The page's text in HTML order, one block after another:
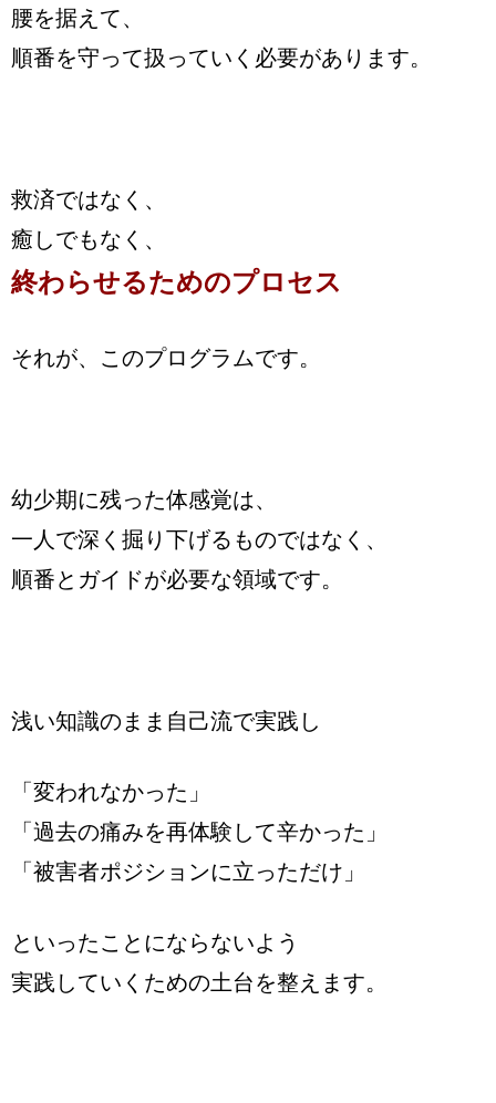
腰を据えて、
順番を守って扱っていく必要があります。
救済ではなく、
癒しでもなく、
終わらせるためのプロセス
それが、このプログラムです。
幼少期に残った体感覚は、
一人で深く掘り下げるものではなく、
順番とガイドが必要な領域です。
浅い知識のまま自己流で実践し
「変われなかった」
「過去の痛みを再体験して辛かった」
「被害者ポジションに立っただけ」
といったことにならないよう
実践していくための土台を整えます。